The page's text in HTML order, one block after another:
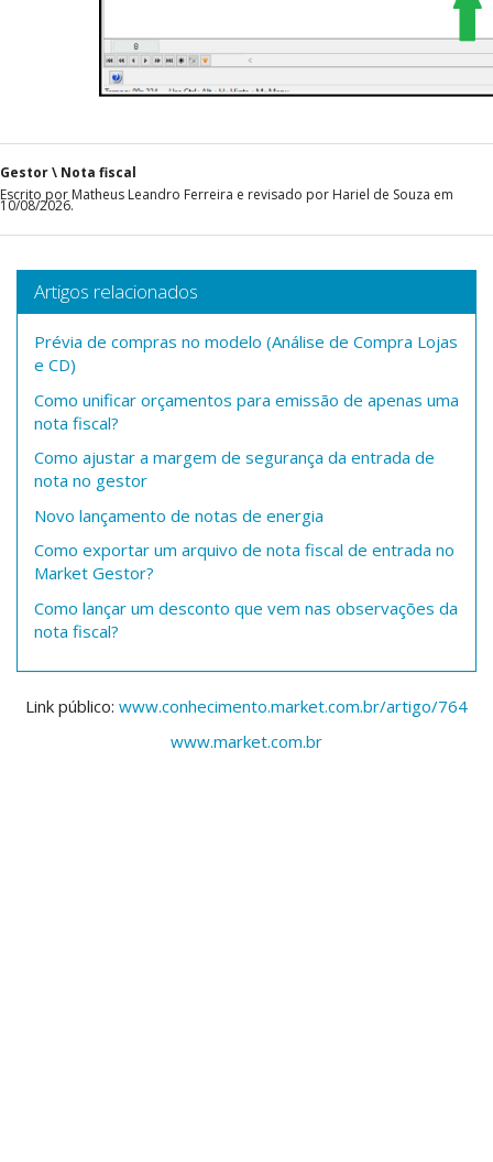
Gestor \ Nota fiscal
Escrito por Matheus Leandro Ferreira e revisado por Hariel de Souza em
10/08/2026.
Artigos relacionados
Prévia de compras no modelo (Análise de Compra Lojas
e CD)
Como unificar orçamentos para emissão de apenas uma
nota fiscal?
Como ajustar a margem de segurança da entrada de
nota no gestor
Novo lançamento de notas de energia
Como exportar um arquivo de nota fiscal de entrada no
Market Gestor?
Como lançar um desconto que vem nas observações da
nota fiscal?
Link público: www.conhecimento.market.com.br/artigo/764
www.market.com.br